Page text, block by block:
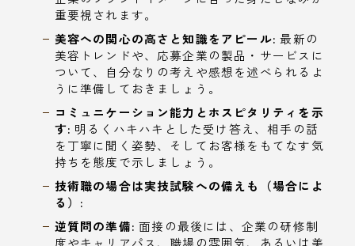
重要視されます。
美容への関心の高さと知識をアピール: 最新の
美容トレンドや、応募企業の製品・サービスに
ついて、自分なりの考えや感想を述べられるよ
うに準備しておきましょう。
コミュニケーション能力とホスピタリティを示
す: 明るくハキハキとした受け答え、相手の話
を丁寧に聞く姿勢、そしてお客様をもてなす気
持ちを態度で示しましょう。
技術職の場合は実技試験への備えも（場合によ
る）:
逆質問の準備: 面接の最後には、企業の研修制